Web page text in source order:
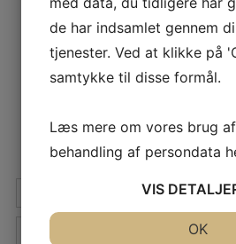
*
de har indsamlet gennem
tjenester. Ved at klikke på
samtykke til disse formål.
Læs mere om vores brug
behandling af persondata
VIS
OK